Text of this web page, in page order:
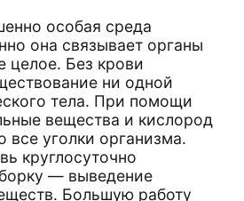
особая среда
она связывает органы
целое. Без крови
ни одной
тела. При помощи
вещества и кислород
все уголки организма.
круглосуточно
— выведение
Большую работу